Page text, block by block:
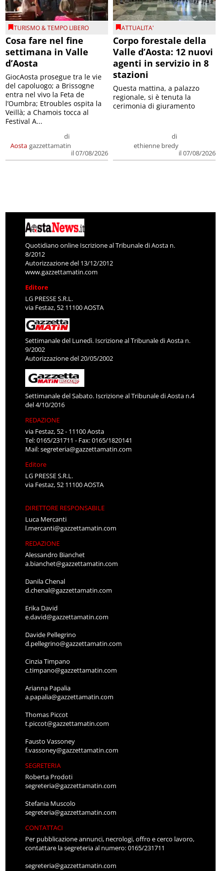
TURISMO & TEMPO LIBERO
Cosa fare nel fine
settimana in Valle
d’Aosta
Aosta
di
gazzettamatin
il 07/08/2026
GiocAosta prosegue tra le vie
del capoluogo; a Brissogne
entra nel vivo la Feta de
l’Oumbra; Etroubles ospita la
Veillà; a Chamois tocca al
Festival A...
ATTUALITA'
Corpo forestale della
Valle d’Aosta: 12 nuovi
agenti in servizio in 8
stazioni
di
ethienne bredy
il 07/08/2026
Questa mattina, a palazzo
regionale, si è tenuta la
cerimonia di giuramento
Quotidiano online Iscrizione al Tribunale di Aosta n.
8/2012
Autorizzazione del 13/12/2012
www.gazzettamatin.com
Editore
LG PRESSE S.R.L.
via Festaz, 52 11100 AOSTA
Settimanale del Lunedì. Iscrizione al Tribunale di Aosta n.
9/2002
Autorizzazione del 20/05/2002
Settimanale del Sabato. Iscrizione al Tribunale di Aosta n.4
del 4/10/2016
REDAZIONE
via Festaz, 52 - 11100 Aosta
Tel: 0165/231711 - Fax: 0165/1820141
Mail:segreteria@gazzettamatin.com
Editore
LG PRESSE S.R.L.
via Festaz, 52 11100 AOSTA
DIRETTORE RESPONSABILE
Luca Mercanti
l.mercanti@gazzettamatin.com
REDAZIONE
Alessandro Bianchet
a.bianchet@gazzettamatin.com
Danila Chenal
d.chenal@gazzettamatin.com
Erika David
e.david@gazzettamatin.com
Davide Pellegrino
d.pellegrino@gazzettamatin.com
Cinzia Timpano
c.timpano@gazzettamatin.com
Arianna Papalia
a.papalia@gazzettamatin.com
Thomas Piccot
t.piccot@gazzettamatin.com
Fausto Vassoney
f.vassoney@gazzettamatin.com
SEGRETERIA
Roberta Prodoti
segreteria@gazzettamatin.com
Stefania Muscolo
segreteria@gazzettamatin.com
CONTATTACI
Per pubblicazione annunci, necrologi, offro e cerco lavoro,
contattare la segreteria al numero: 0165/231711
segreteria@gazzettamatin.com